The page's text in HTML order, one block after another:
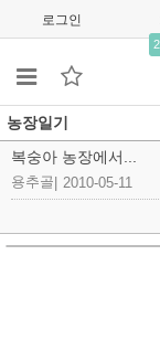
로그인
농장일기
복숭아 농장에서...
용추골 2010-05-11